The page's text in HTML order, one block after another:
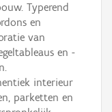
Typerend
en
van
en -
interieur
parketten en